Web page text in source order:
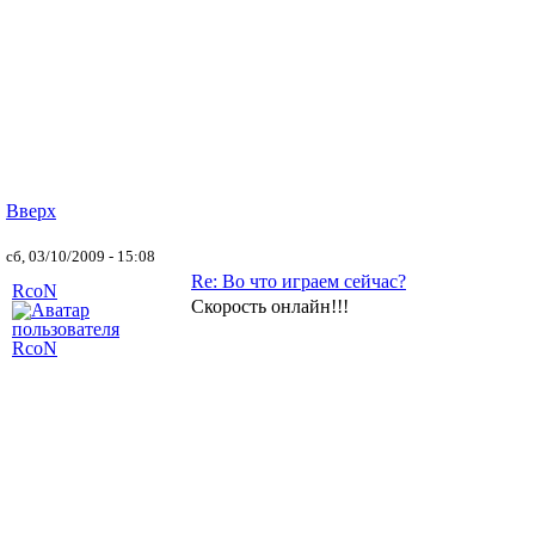
Вверх
сб, 03/10/2009 - 15:08
RcoN
Re: Во что играем сейчас?
Скорость онлайн!!!